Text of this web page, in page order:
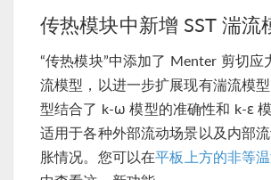
传热模块中新增 SST 湍流
“传热模块”中添加了 Menter 剪切应
湍流模型，以进一步扩展现有湍流
模型结合了 k-ω 模型的准确性和 k-
性，适用于各种外部流动场景以及
然膨胀情况。您可以在平板上方的